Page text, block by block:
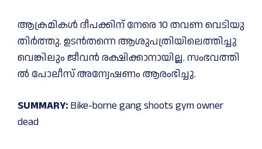
ആ​ക്ര​മി​ക​ൾ ദീ​പ​ക്കി​ന് നേ​രെ 10 ത​വ​ണ വെ​ടി​യു​
തി​ർ​ത്തു. ഉ​ട​ൻ​ത​ന്നെ ആ​ശു​പ​ത്രി​യി​ലെ​ത്തി​ച്ചു​
വെ​ങ്കി​ലും ജീ​വ​ൻ ര​ക്ഷി​ക്കാ​നാ​യി​ല്ല. സം​ഭ​വ​ത്തി​
ൽ പോ​ലീ​സ് അ​ന്വേ​ഷ​ണം ആ​രം​ഭി​ച്ചു.
SUMMARY: Bike-borne gang shoots gym owner
dead